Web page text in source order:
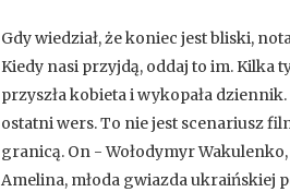
Gdy wiedział, że koniec jest bliski,
Kiedy nasi przyjdą, oddaj to im. Kilka
przyszła kobieta i wykopała
ostatni wers. To nie jest scenariusz
granicą. On - Wołodymyr
Amelina, młoda gwiazda ukraińskiej